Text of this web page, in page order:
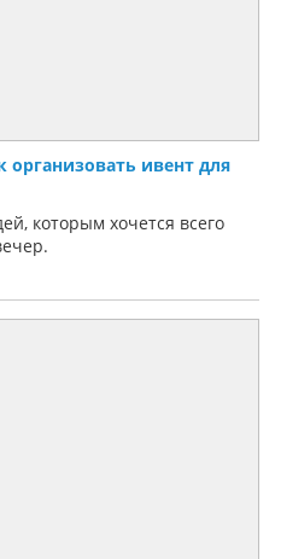
организовать ивент для
которым хочется всего